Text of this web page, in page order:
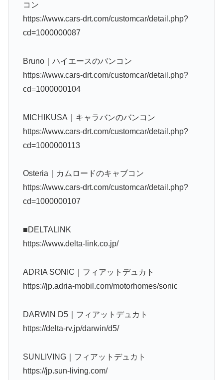
コン
https://www.cars-drt.com/customcar/detail.php?
cd=1000000087
Bruno｜ハイエースのバンコン
https://www.cars-drt.com/customcar/detail.php?
cd=1000000104
MICHIKUSA｜キャラバンのバンコン
https://www.cars-drt.com/customcar/detail.php?
cd=1000000113
Osteria｜カムロードのキャブコン
https://www.cars-drt.com/customcar/detail.php?
cd=1000000107
■DELTALINK
https://www.delta-link.co.jp/
ADRIA SONIC｜フィアットデュカト
https://jp.adria-mobil.com/motorhomes/sonic
DARWIN D5｜フィアットデュカト
https://delta-rv.jp/darwin/d5/
SUNLIVING｜フィアットデュカト
https://jp.sun-living.com/